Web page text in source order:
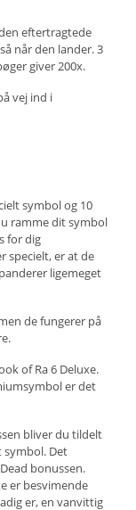
eftertragtede
når den lander. 3
giver 200x.
vej ind i
symbol og 10
ramme dit symbol
for dig
specielt, er at de
ligemeget
de fungerer på
of Ra 6 Deluxe.
er det
bliver du tildelt
symbol. Det
bonussen.
er besvimende
er, en vanvittig